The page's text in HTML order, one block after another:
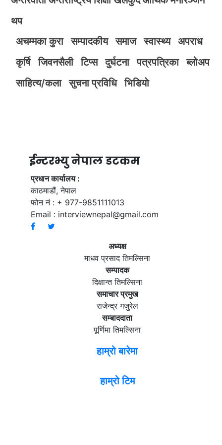
थप
अचम्मका कुरा
सम्पादकीय समाज स्वास्थ्य
अपराध
कृर्षि
जिवनसैली टिप्स दुर्घटना पत्रपत्रिका
ब्लोअप
साहित्य/कला
सुचना प्रविधि भिडियाे
ईन्टरभ्यु नेपाल डटकम
प्रधान कार्यालय :
काठमाडौं, नेपाल
फोन नं : + 977-9851111013
Email : interviewnepal@gmail.com
अध्यक्ष
माधव प्रसाद तिमल्सिना
सम्पादक
दिक्षान्त तिमल्सिना
समाचार प्रमुख
राजेन्द्र गजुरेल
सम्बाददाता
पूर्णिमा तिमल्सिना
हाम्रो बारेमा
हाम्रो टिम